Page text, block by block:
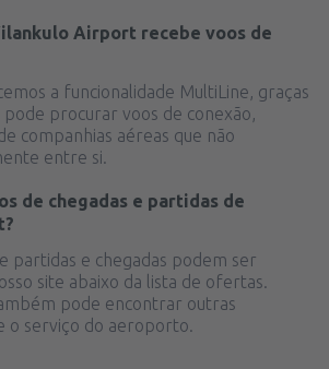
Airport recebe voos de
a funcionalidade MultiLine, graças
procurar voos de conexão,
companhias aéreas que não
entre si.
de chegadas e partidas de
partidas e chegadas podem ser
site abaixo da lista de ofertas.
pode encontrar outras
o serviço do aeroporto.